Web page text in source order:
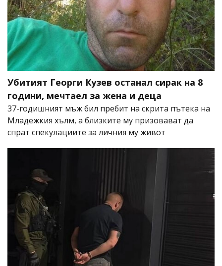
Убитият Георги Кузев останал сирак на 8
години, мечтаел за жена и деца
37-годишният мъж бил пребит на скрита пътека на
Младежкия хълм, а близките му призовават да
спрат спекулациите за личния му живот